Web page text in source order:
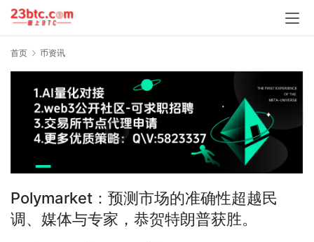
首页 币资讯
Polymarket：预测市场的准确性超越民
调、媒体与专家，恭贺特朗普获胜。